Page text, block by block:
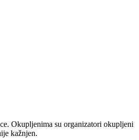
Okupljenima su organizatori okupljeni
kažnjen.